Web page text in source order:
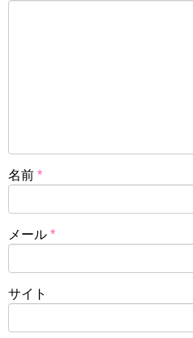
名前 *
メール *
サイト